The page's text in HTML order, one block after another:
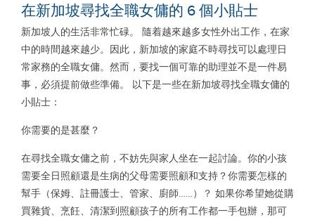
在新加坡尋找全職女傭的 6 個小貼士
新加坡人的生活非常忙碌。 隨着越來越多女性外出工作，在家
中的時間越來越少。因此，新加坡的家庭不時尋找可以處理日
常家務的全職女傭。然而，要找一個可靠的助理並不是一件易
事，必須提前做些準備。 以下是一些在新加坡尋找全職女傭的
小貼士：
你需要的是甚麼？
在尋找全職女傭之前，不妨先與家人坐在一起討論。你的小孩
需要全日照顧還是生病的父母需要照顧和支持？你需要怎樣的
幫手（保姆、註冊護士、管家、廚師……）？ 如果你希望她從購
買雜貨、烹飪、清潔到照顧孩子的所有工作都一手包辦，那可